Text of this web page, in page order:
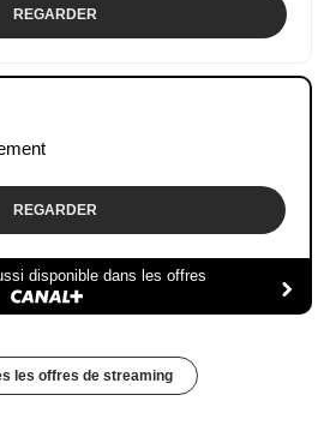
REGARDER
REGARDER
disponible dans les offres
les offres de streaming